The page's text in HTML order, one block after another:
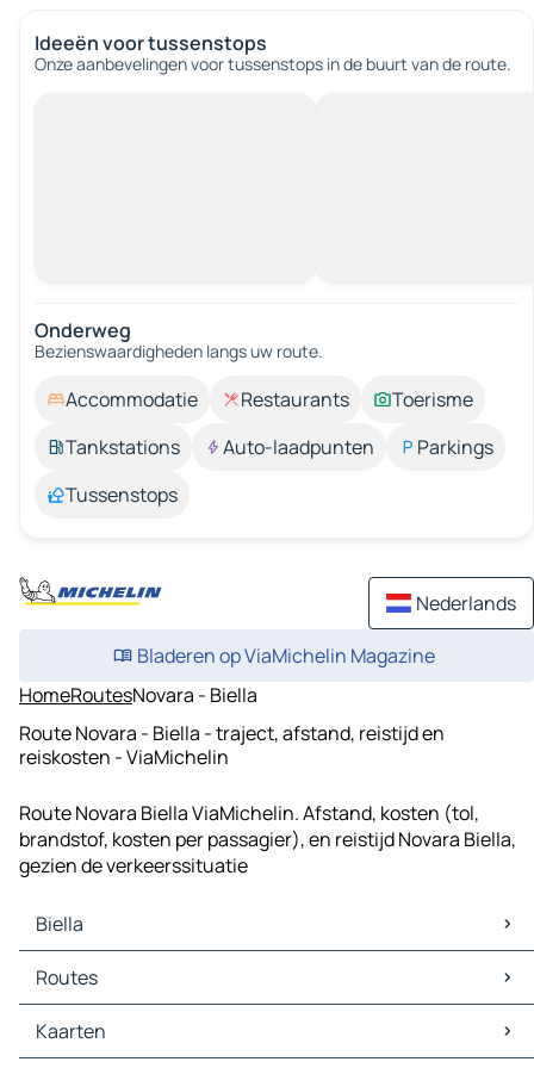
Ideeën voor tussenstops
Onze aanbevelingen voor tussenstops in de buurt van de route.
Onderweg
Bezienswaardigheden langs uw route.
Accommodatie Restaurants
Toerisme
Tankstations
Auto-laadpunten
Parkings
Tussenstops
Nederlands
Bladeren op ViaMichelin Magazine
HomeRoutesNovara - Biella
Route Novara - Biella - traject, afstand, reistijd en
reiskosten - ViaMichelin
Route Novara Biella ViaMichelin. Afstand, kosten (tol,
brandstof, kosten per passagier), en reistijd Novara Biella,
gezien de verkeerssituatie
Biella
Biella Kaarten
Biella Verkeer
Biella Hotels
Biella Restaurants
Routes
Routes Biella - Vercelli
Routes Biella - Cossato
Kaarten